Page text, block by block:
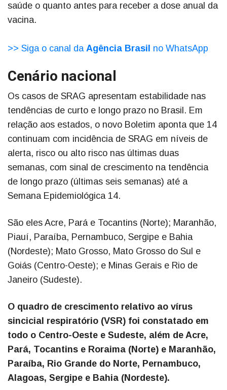
saúde o quanto antes para receber a dose anual da
vacina.
>> Siga o canal da Agência Brasil no WhatsApp
Cenário nacional
Os casos de SRAG apresentam estabilidade nas
tendências de curto e longo prazo no Brasil. Em
relação aos estados, o novo Boletim aponta que 14
continuam com incidência de SRAG em níveis de
alerta, risco ou alto risco nas últimas duas
semanas, com sinal de crescimento na tendência
de longo prazo (últimas seis semanas) até a
Semana Epidemiológica 14.
São eles Acre, Pará e Tocantins (Norte); Maranhão,
Piauí, Paraíba, Pernambuco, Sergipe e Bahia
(Nordeste); Mato Grosso, Mato Grosso do Sul e
Goiás (Centro-Oeste); e Minas Gerais e Rio de
Janeiro (Sudeste).
O quadro de crescimento relativo ao vírus
sincicial respiratório (VSR) foi constatado em
todo o Centro-Oeste e Sudeste, além de Acre,
Pará, Tocantins e Roraima (Norte) e Maranhão,
Paraíba, Rio Grande do Norte, Pernambuco,
Alagoas, Sergipe e Bahia (Nordeste).